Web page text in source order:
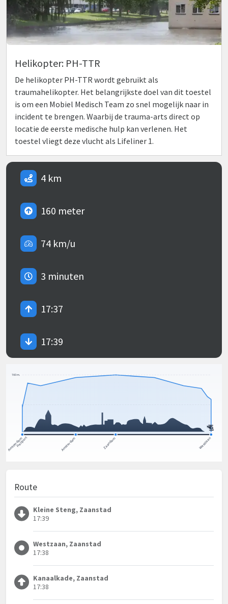
Helikopter: PH-TTR
De helikopter PH-TTR wordt gebruikt als
traumahelikopter. Het belangrijkste doel van dit toestel
is om een Mobiel Medisch Team zo snel mogelijk naar in
incident te brengen. Waarbij de trauma-arts direct op
locatie de eerste medische hulp kan verlenen. Het
toestel vliegt deze vlucht als Lifeliner 1.
4 km
160 meter
74 km/u
3 minuten
17:37
17:39
Route
Kleine Steng, Zaanstad
17:39
Westzaan, Zaanstad
17:38
Kanaalkade, Zaanstad
17:38